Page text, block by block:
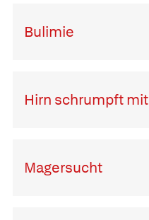
Bulimie
Hirn schrumpft mit
Magersucht